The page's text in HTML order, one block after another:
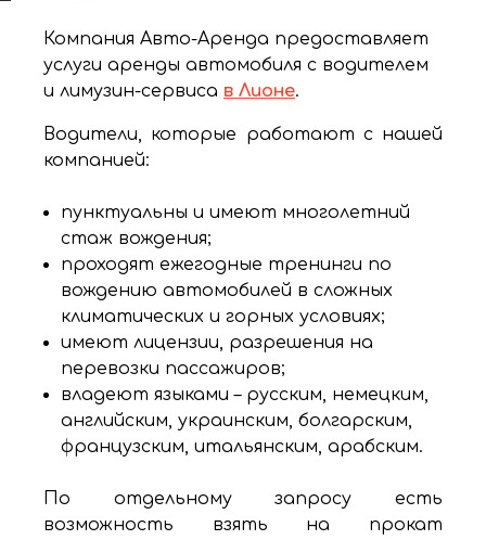
Компания Авто-Аренда предоставляет
услуги аренды автомобиля с водителем
и лимузин-сервиса в Лионе.
Водители, которые работают с нашей
компанией:
пунктуальны и имеют многолетний
стаж вождения;
проходят ежегодные тренинги по
вождению автомобилей в сложных
климатических и горных условиях;
имеют лицензии, разрешения на
перевозки пассажиров;
владеют языками – русским, немецким,
английским, украинским, болгарским,
французским, итальянским, арабским.
По отдельному запросу есть
возможность взять на прокат